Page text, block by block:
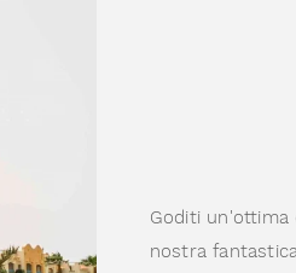
Goditi
nostra